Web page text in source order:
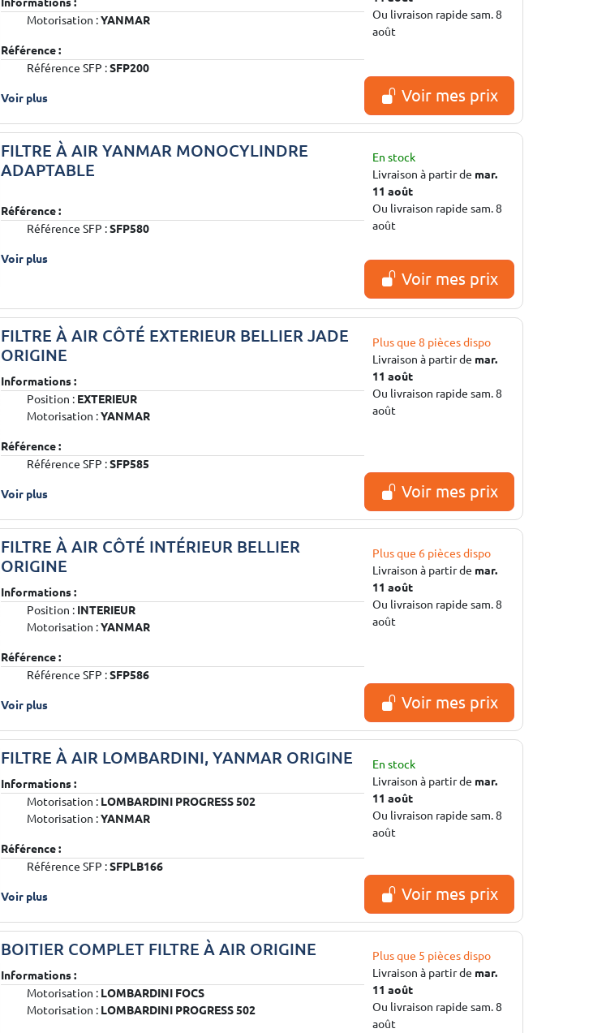
Motorisation : YANMAR
Référence :
Référence SFP : SFP200
Voir plus
Ou livraison rapide sam. 8
août
Voir mes prix
FILTRE À AIR YANMAR MONOCYLINDRE
ADAPTABLE
Référence :
Référence SFP : SFP580
Voir plus
En stock
Livraison à partir de mar.
11 août
Ou livraison rapide sam. 8
août
Voir mes prix
FILTRE À AIR CÔTÉ EXTERIEUR BELLIER JADE
ORIGINE
Informations :
Position : EXTERIEUR
Motorisation : YANMAR
Référence :
Référence SFP : SFP585
Voir plus
Plus que 8 pièces dispo
Livraison à partir de mar.
11 août
Ou livraison rapide sam. 8
août
Voir mes prix
FILTRE À AIR CÔTÉ INTÉRIEUR BELLIER
ORIGINE
Informations :
Position : INTERIEUR
Motorisation : YANMAR
Référence :
Référence SFP : SFP586
Voir plus
Plus que 6 pièces dispo
Livraison à partir de mar.
11 août
Ou livraison rapide sam. 8
août
Voir mes prix
FILTRE À AIR LOMBARDINI, YANMAR ORIGINE
Informations :
Motorisation : LOMBARDINI PROGRESS 502
Motorisation : YANMAR
Référence :
Référence SFP : SFPLB166
Voir plus
En stock
Livraison à partir de mar.
11 août
Ou livraison rapide sam. 8
août
Voir mes prix
BOITIER COMPLET FILTRE À AIR ORIGINE
Informations :
Motorisation : LOMBARDINI FOCS
Motorisation : LOMBARDINI PROGRESS 502
Plus que 5 pièces dispo
Livraison à partir de mar.
11 août
Ou livraison rapide sam. 8
août